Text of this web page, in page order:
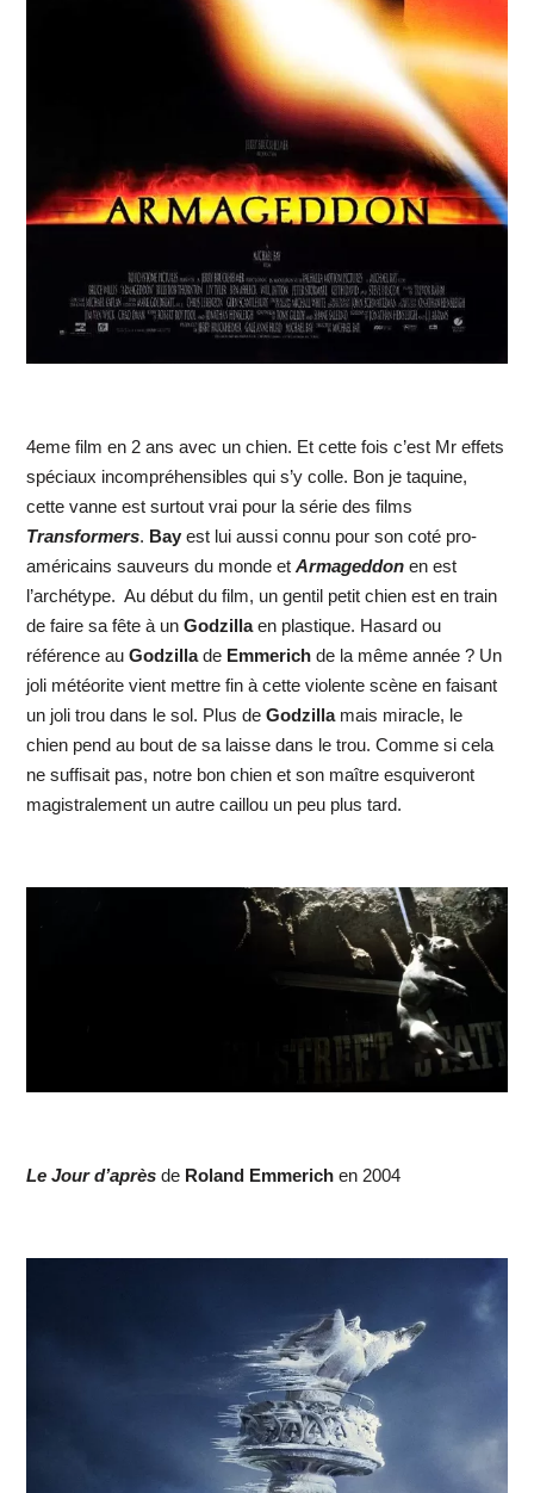
4eme film en 2 ans avec un chien. Et cette fois c’est Mr effets
spéciaux incompréhensibles qui s’y colle. Bon je taquine,
cette vanne est surtout vrai pour la série des films
Transformers. Bayest lui aussi connu pour son coté pro-
américains sauveurs du monde et Armageddonen est
l’archétype. Au début du film, un gentil petit chien est en train
de faire sa fête à un Godzillaen plastique. Hasard ou
référence au Godzillade Emmerichde la même année ? Un
joli météorite vient mettre fin à cette violente scène en faisant
un joli trou dans le sol. Plus de Godzillamais miracle, le
chien pend au bout de sa laisse dans le trou. Comme si cela
ne suffisait pas, notre bon chien et son maître esquiveront
magistralement un autre caillou un peu plus tard.
Le Jour d’aprèsde Roland Emmerichen 2004